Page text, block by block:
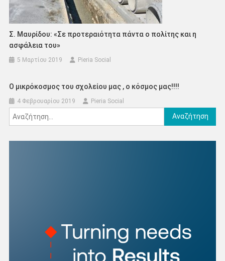
Σ. Μαυρίδου: «Σε προτεραιότητα πάντα ο πολίτης και η
ασφάλεια του»
5 Μαρτίου 2019 Pieria Social
Ο μικρόκοσμος του σχολείου μας , ο κόσμος μας!!!!
4 Φεβρουαρίου 2019 Pieria Social
Αναζήτηση
για: